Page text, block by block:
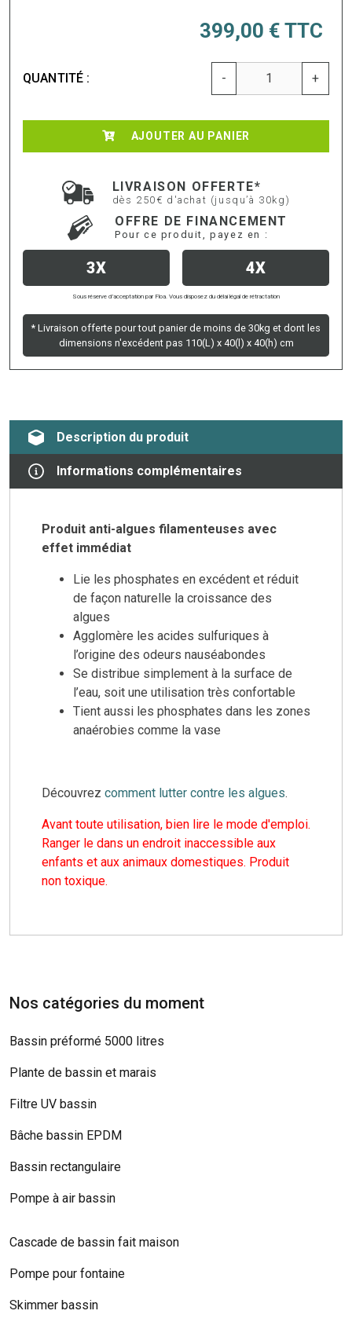
399,00 € TTC
QUANTITÉ : - +
AJOUTER AU PANIER
LIVRAISON OFFERTE*
dès 250€ d'achat (jusqu’à 30kg)
OFFRE DE FINANCEMENT
Pour ce produit, payez en :
3X 4X
Sous réserve d’acceptation par Floa. Vous disposez du délai légal de rétractation
* Livraison offerte pour tout panier de moins de 30kg et dont les
dimensions n'excédent pas 110(L) x 40(l) x 40(h) cm
Description du produit
Informations complémentaires
Produit anti-algues filamenteuses avec
effet immédiat
Lie les phosphates en excédent et réduit
de façon naturelle la croissance des
algues
Agglomère les acides sulfuriques à
l’origine des odeurs nauséabondes
Se distribue simplement à la surface de
l’eau, soit une utilisation très confortable
Tient aussi les phosphates dans les zones
anaérobies comme la vase
Découvrez comment lutter contre les algues.
Avant toute utilisation, bien lire le mode d'emploi.
Ranger le dans un endroit inaccessible aux
enfants et aux animaux domestiques. Produit
non toxique.
Nos catégories du moment
Bassin préformé 5000 litres
Plante de bassin et marais
Filtre UV bassin
Bâche bassin EPDM
Bassin rectangulaire
Pompe à air bassin
Cascade de bassin fait maison
Pompe pour fontaine
Skimmer bassin